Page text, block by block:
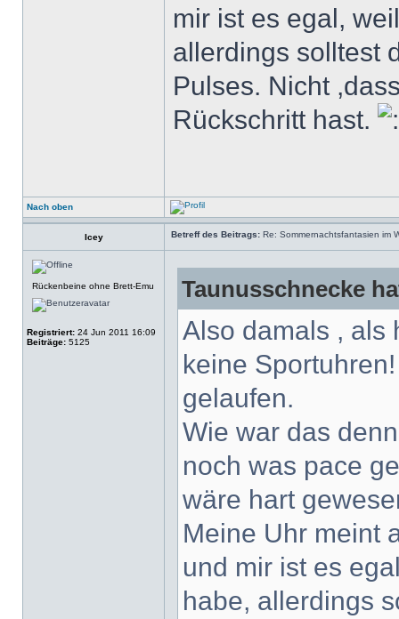
mir ist es egal,
allerdings solltest
Pulses. Nicht
Rückschritt hast.
Nach oben
Icey Betreff des Beitrags: Re: Sommernachtsfantasien im
Rückenbeine ohne Brett-Emu
Registriert: 24 Jun 2011 16:09
Beiträge: 5125
Taunusschnecke
Also damals , als
keine
gelaufen.
Wie war das
noch was pace
wäre hart
Meine Uhr meint
und mir ist es
habe, allerdings